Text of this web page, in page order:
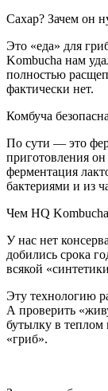
Сахар? Зачем он
Это «еда» для
Kombucha нам
полностью
фактически нет.
Комбуча
По сути — это
приготовления
ферментация
бактериями и из
Чем HQ Kombucha
У нас нет
добились срока
всякой
Эту технологию
А проверить
бутылку в теплом
«гриб».